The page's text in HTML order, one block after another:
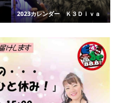
2023カレンダー Ｋ３Ｄｉｖａ